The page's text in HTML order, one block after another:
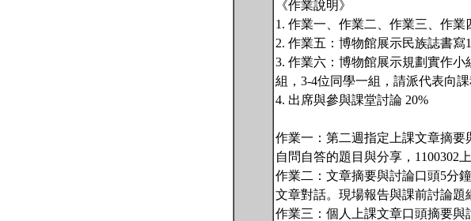
《作業說明》
1. 作業一、作業二、作業三、作
2. 作業五：博物館展示民族誌書寫
3. 作業六：博物館展示規劃實作
組，3-4位同學一組，請派代表向課
4. 出席與參與課堂討論 20%
作業一：第二週指定上課文章摘要
自問自答的題目與分享，1100302
作業二：文章摘要與討論口頭5分
文章對話。現場報告與課前討論題
作業三：個人上課文章口頭摘要與